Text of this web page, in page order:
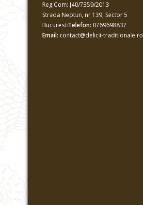
Reg Com: J40/7359/2013
Strada Neptun, nr 139, Sector 5
BucurestiTelefon: 0769698837
Email: contact@delicii-traditionale.ro